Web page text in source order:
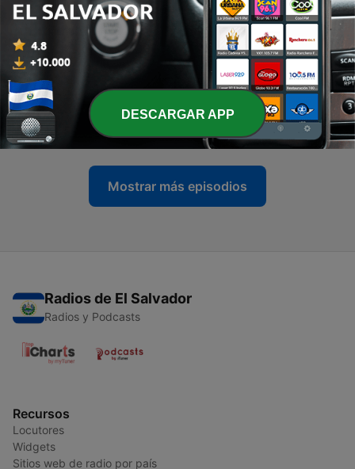
133 Olly James
132 - Ciaran McAuley
13 feb. 2026
131 - Sarah de Warren
23 ene. 2026
Mostrar más episodios
Radios de El Salvador
Radios y Podcasts
Recursos
Locutores
Widgets
Sitios web de radio por país
DESCARGAR APP